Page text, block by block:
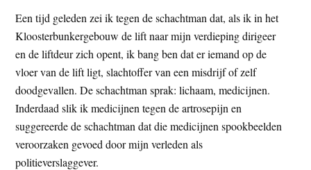
t
e
Een tijd geleden zei ik tegen de schachtman dat, als ik in het
Kloosterbunkergebouw de lift naar mijn verdieping dirigeer
en de liftdeur zich opent, ik bang ben dat er iemand op de
vloer van de lift ligt, slachtoffer van een misdrijf of zelf
doodgevallen. De schachtman sprak: lichaam, medicijnen.
Inderdaad slik ik medicijnen tegen de artrosepijn en
suggereerde de schachtman dat die medicijnen spookbeelden
veroorzaken gevoed door mijn verleden als
politieverslaggever.